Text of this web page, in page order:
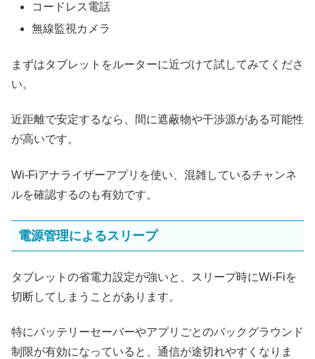
コードレス電話
無線監視カメラ
まずはタブレットをルーターに近づけて試してみてくださ
い。
近距離で安定するなら、間に遮蔽物や干渉源がある可能性
が高いです。
Wi-Fiアナライザーアプリを使い、混雑しているチャンネ
ルを確認するのも有効です。
電源管理によるスリープ
タブレットの省電力設定が強いと、スリープ時にWi-Fiを
切断してしまうことがあります。
特にバッテリーセーバーやアプリごとのバックグラウンド
制限が有効になっていると、通信が途切れやすくなりま